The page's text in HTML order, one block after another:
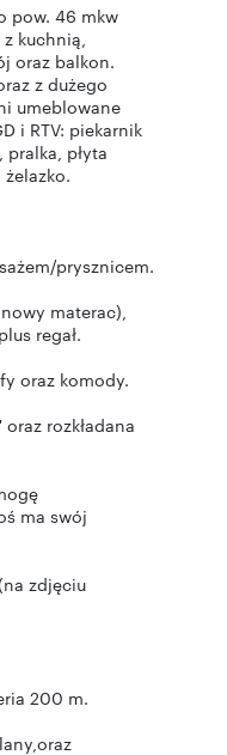
pow. 46 mkw
z kuchnią,
oraz balkon.
z dużego
umeblowane
i RTV: piekarnik
płyta
prysznicem.
materac),
regał.
oraz komody.
rozkładana
ma swój
zdjęciu
200 m.